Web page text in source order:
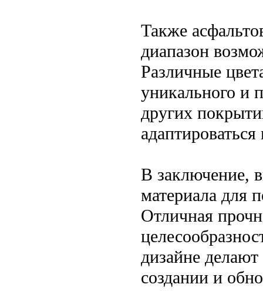
Также
диапазон
Различные
уникального и
других
В заключение,
материала для
Отличная
дизайне
создании и